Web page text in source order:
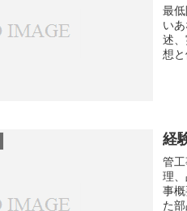
最
い
述
想
解
経
管
理
事
た